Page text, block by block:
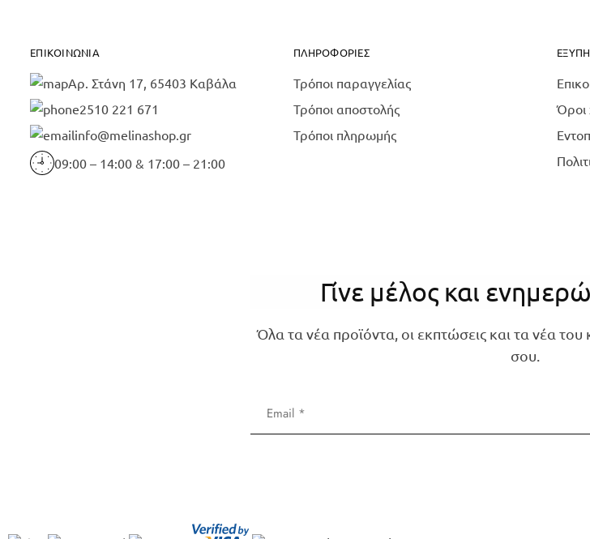
ΕΠΙΚΟΙΝΩΝΊΑ
Αρ. Στάνη 17, 65403 Καβάλα
2510 221 671
info@melinashop.gr
09:00 – 14:00 & 17:00 – 21:00
ΠΛΗΡΟΦΟΡΊΕΣ
Τρόποι παραγγελίας
Τρόποι αποστολής
Τρόποι πληρωμής
Όροι
Γίνε μέλος και
Όλα τα νέα προϊόντα, οι εκπτώσεις και τα νέα
σου.